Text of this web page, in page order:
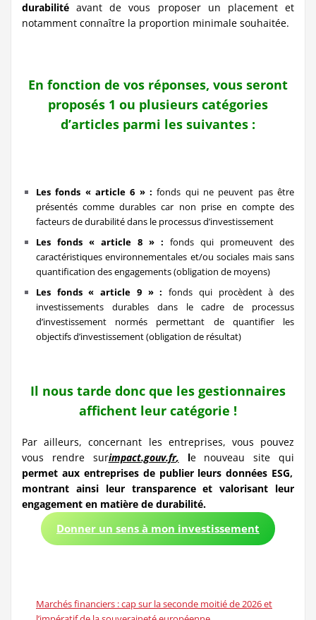
durabilité avant de vous proposer un placement et
notamment connaître la proportion minimale souhaitée.
En fonction de vos réponses, vous seront
proposés 1 ou plusieurs catégories
d’articles parmi les suivantes :
Les fonds « article 6 » : fonds qui ne peuvent pas être
présentés comme durables car non prise en compte des
facteurs de durabilité dans le processus d’investissement
Les fonds « article 8 » : fonds qui promeuvent des
caractéristiques environnementales et/ou sociales mais sans
quantification des engagements (obligation de moyens)
Les fonds « article 9 » : fonds qui procèdent à des
investissements durables dans le cadre de processus
d’investissement normés permettant de quantifier les
objectifs d’investissement (obligation de résultat)
Il nous tarde donc que les gestionnaires
affichent leur catégorie !
Par ailleurs, concernant les entreprises, vous pouvez
vous rendre surimpact.gouv.fr, le nouveau site qui
permet aux entreprises de publier leurs données ESG,
montrant ainsi leur transparence et valorisant leur
engagement en matière de durabilité.
Donner un sens à mon investissement
Marchés financiers : cap sur la seconde moitié de 2026 et